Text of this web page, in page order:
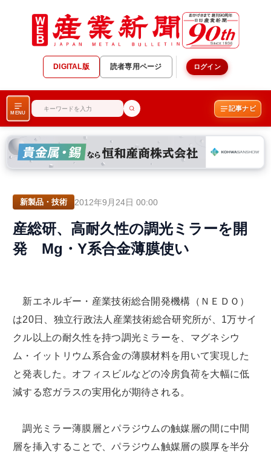
DIGITAL版 読者専用ページ ログイン
MENU
記事ナビ
新製品・技術 2012年9月24日 00:00
産総研、高耐久性の調光ミラーを開
発 Mg・Y系合金薄膜使い
新エネルギー・産業技術総合開発機構（ＮＥＤＯ）
は20日、独立行政法人産業技術総合研究所が、1万サイ
クル以上の耐久性を持つ調光ミラーを、マグネシウ
ム・イットリウム系合金の薄膜材料を用いて実現した
と発表した。オフィスビルなどの冷房負荷を大幅に低
減する窓ガラスの実用化が期待される。
調光ミラー薄膜層とパラジウムの触媒層の間に中間
層を挿入することで、パラジウム触媒層の膜厚を半分